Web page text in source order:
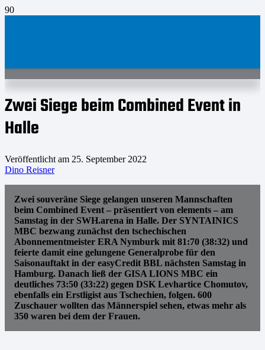
Zwei Siege beim Combined Event in
Halle
Veröffentlicht am 25. September 2022
Dino Reisner
Zwei souveräne Siege gelangen unseren Mannschaften
beim Combined Event – präsentiert von elements – am
Samstag in der SWH.arena in Halle. Der SYNTAINICS
MBC bezwang zunächst den tschechischen
Abonnementmeister ERA Nymburk mit 81:70 (38:32) und
feierte damit eine gelungene Generalprobe für den
Saisonauftakt in der easyCredit BBL nächsten Samstag in
Hamburg. Danach ließ der GISA LIONS MBC ein
deutliches 73:50 (33:22) gegen DSK Levhartice Chomutov,
ebenfalls ein Erstligist aus Tschechien, folgen. 600
Zuschauer wollten das Männerspiel sehen, etwas mehr als
350 waren bei dem der Frauen.